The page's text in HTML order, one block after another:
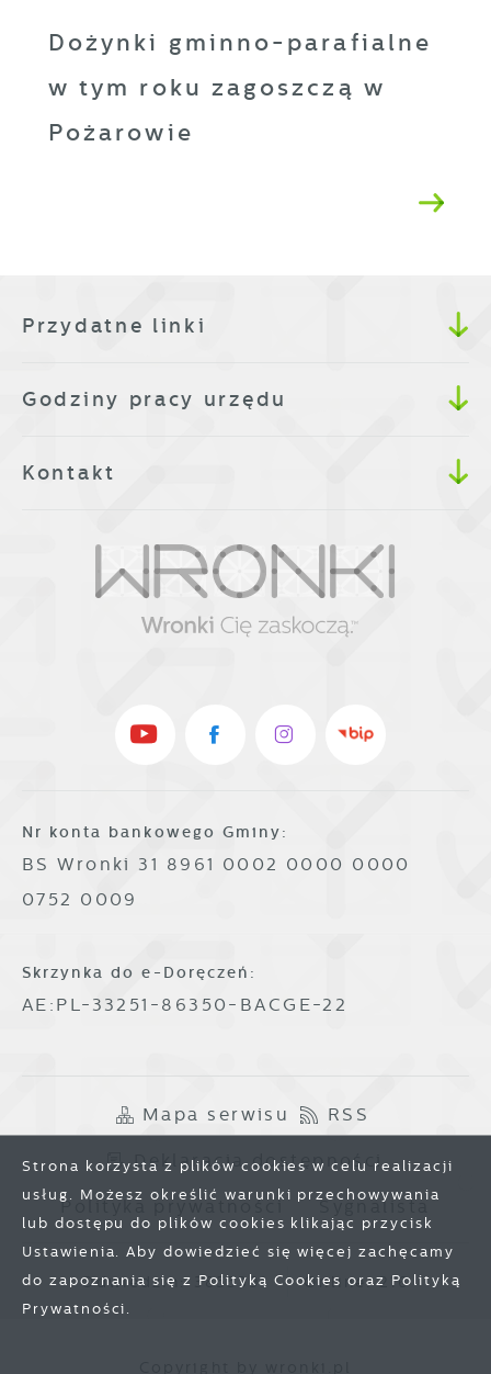
Dożynki gminno-parafialne
w tym roku zagoszczą w
Pożarowie
Przydatne linki
Godziny pracy urzędu
Kontakt
Nr konta bankowego Gminy:
BS Wronki 31 8961 0002 0000 0000
0752 0009
Skrzynka do e-Doręczeń:
AE:PL-33251-86350-BACGE-22
Mapa serwisu RSS
Deklaracja dostępności
Polityka prywatności Sygnalista
Odwiedzin: 3855391 Online: 216
Strona korzysta z plików cookies w celu realizacji
usług. Możesz określić warunki przechowywania
lub dostępu do plików cookies klikając przycisk
Ustawienia. Aby dowiedzieć się więcej zachęcamy
do zapoznania się z Polityką Cookies oraz Polityką
Prywatności.